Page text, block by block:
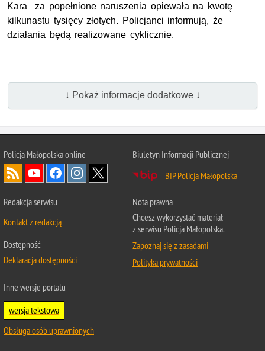
Kara za popełnione naruszenia opiewała na kwotę
kilkunastu tysięcy złotych. Policjanci informują, że
działania będą realizowane cyklicznie.
↓ Pokaż informacje dodatkowe ↓
Policja Małopolska online
Biuletyn Informacji Publicznej
BIP Policja Małopolska
Redakcja serwisu
Kontakt z redakcją
Dostępność
Deklaracja dostępności
Nota prawna
Chcesz wykorzystać materiał
z serwisu Policja Małopolska.
Zapoznaj się z zasadami
Polityka prywatności
Inne wersje portalu
wersja tekstowa
Obsługa osób uprawnionych